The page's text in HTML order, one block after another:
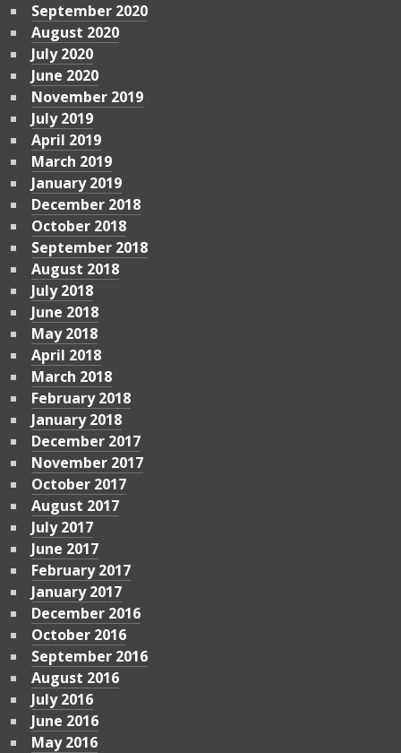
September 2020
August 2020
July 2020
June 2020
November 2019
July 2019
April 2019
March 2019
January 2019
December 2018
October 2018
September 2018
August 2018
July 2018
June 2018
May 2018
April 2018
March 2018
February 2018
January 2018
December 2017
November 2017
October 2017
August 2017
July 2017
June 2017
February 2017
January 2017
December 2016
October 2016
September 2016
August 2016
July 2016
June 2016
May 2016